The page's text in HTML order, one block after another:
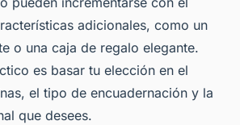
adicionales, como un
o una caja de regalo elegante.
es basar tu elección en el
el tipo de encuadernación y la
que desees.